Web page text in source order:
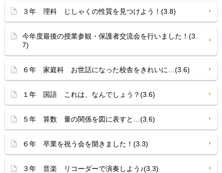
３年 理科 じしゃくの性質を見つけよう！(3.8)
今年度最後の授業参観・保護者交流会を行いました！(3.
7)
６年 家庭科 お世話になった校舎をきれいに…(3.6)
１年 国語 これは、なんでしょう？(3.6)
５年 算数 量の関係を図に表すと…(3.6)
６年 卒業を祝う会を開きました！(3.3)
３年 音楽 リコーダーで演奏しよう♪(3.3)